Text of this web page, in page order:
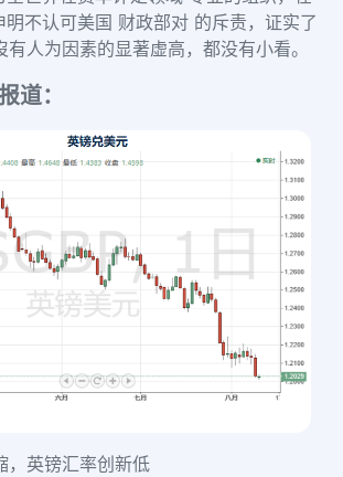
明不认可美国 财政部对 的斥责，证实了
有人为因素的显著虚高，都没有小看。
道：
，英镑汇率创新低